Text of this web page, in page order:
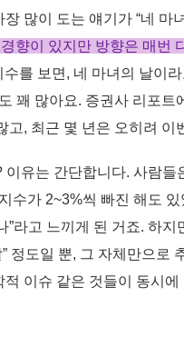
많이 도는 얘기가 “네 마
향이 있지만 방향은 매번
를 보면, 네 마녀의 날이
꽤 많아요. 증권사 리포트
고, 최근 몇 년은 오히려
유는 간단합니다. 사람
수가 2~3%씩 빠진 해도
”라고 느끼게 된 거죠. 하
정도일 뿐, 그 자체만으로
적 이슈 같은 것들이 동시